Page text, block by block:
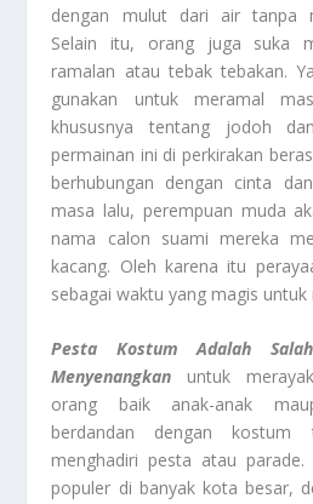
dengan mulut dari air tanpa
Selain itu, orang juga suka
ramalan atau tebak tebakan.
gunakan untuk meramal
khususnya tentang jodoh
permainan ini di perkirakan
berhubungan dengan cinta
masa lalu, perempuan muda
nama calon suami mereka
kacang. Oleh karena itu
sebagai waktu yang magis
Pesta Kostum Adalah
Menyenangkan untuk
orang baik anak-anak
berdandan dengan kostum
menghadiri pesta atau
populer di banyak kota besar,